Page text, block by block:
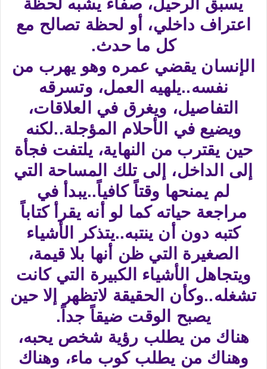
يسبق الرحيل، صفاء يشبه لحظة
اعتراف داخلي، أو لحظة تصالح مع
كل ما حدث.
الإنسان يقضي عمره وهو يهرب من
نفسه..يلهيه العمل، وتسرقه
التفاصيل، ويغرق في العلاقات،
ويضيع في الأحلام المؤجلة..لكنه
حين يقترب من النهاية، يلتفت فجأة
إلى الداخل، إلى تلك المساحة التي
لم يمنحها وقتاً كافياً..يبدأ في
مراجعة حياته كما لو أنه يقرأ كتاباً
كتبه دون أن ينتبه..يتذكر الأشياء
الصغيرة التي ظن أنها بلا قيمة،
ويتجاهل الأشياء الكبيرة التي كانت
تشغله..وكأن الحقيقة لاتظهر إلا حين
يصبح الوقت ضيقاً جداً.
هناك من يطلب رؤية شخص يحبه،
وهناك من يطلب كوب ماء، وهناك